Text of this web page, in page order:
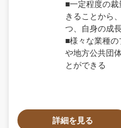
■一定程度の
きることから
つ、自身の成
■様々な業種
や地方公共団
とができる
詳細を見る